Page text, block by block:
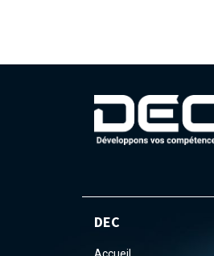
DEC
Accueil